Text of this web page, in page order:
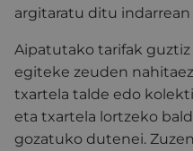
argitaratu ditu
Aipatutako tarifak guztiz
egiteke zeuden
txartela talde edo
eta txartela lortzeko
gozatuko dutenei.